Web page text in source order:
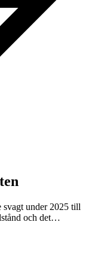
svagt under 2025 till
och det…